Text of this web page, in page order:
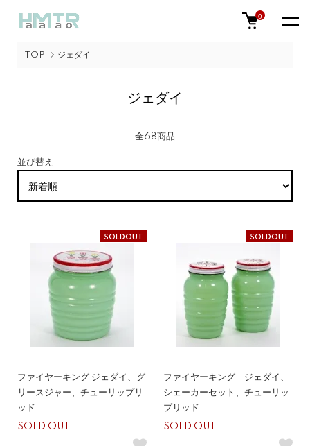
0
TOP ジェダイ
ジェダイ
全68商品
並び替え
SOLDOUT
ファイヤーキング ジェダイ、グ
リースジャー、チューリップリ
ッド
SOLD OUT
SOLDOUT
ファイヤーキング ジェダイ、
シェーカーセット、チューリッ
プリッド
SOLD OUT